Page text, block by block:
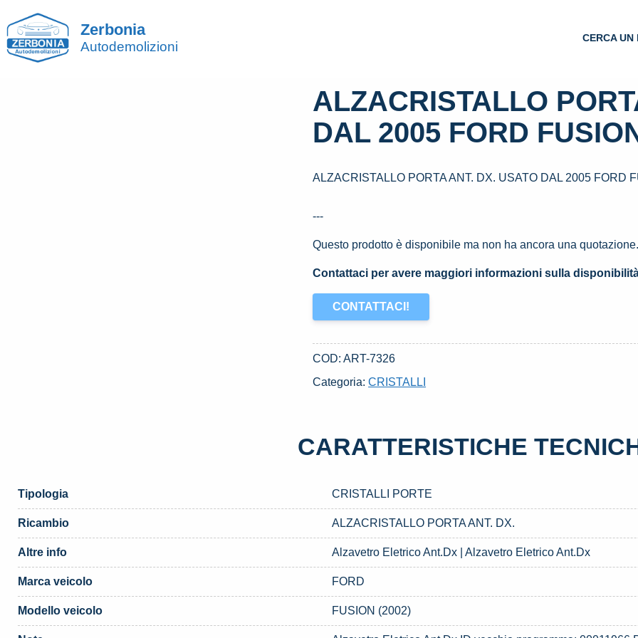
Zerbonia
Autodemolizioni
CERCA UN
ALZACRISTALLO
DAL 2005 FORD
ALZACRISTALLO PORTA ANT. DX. USATO DAL 2005 FORD
---
Questo prodotto è disponibile ma non ha ancora una
Contattaci per avere maggiori informazioni sulla
CONTATTACI!
COD:ART-7326
Categoria:CRISTALLI
CARATTERISTICHE
Tipologia CRISTALLI PORTE
Ricambio ALZACRISTALLO PORTA ANT. DX.
Altre info Alzavetro Eletrico Ant.Dx | Alzavetro Eletrico Ant.Dx
Marca veicolo FORD
Modello veicolo FUSION (2002)